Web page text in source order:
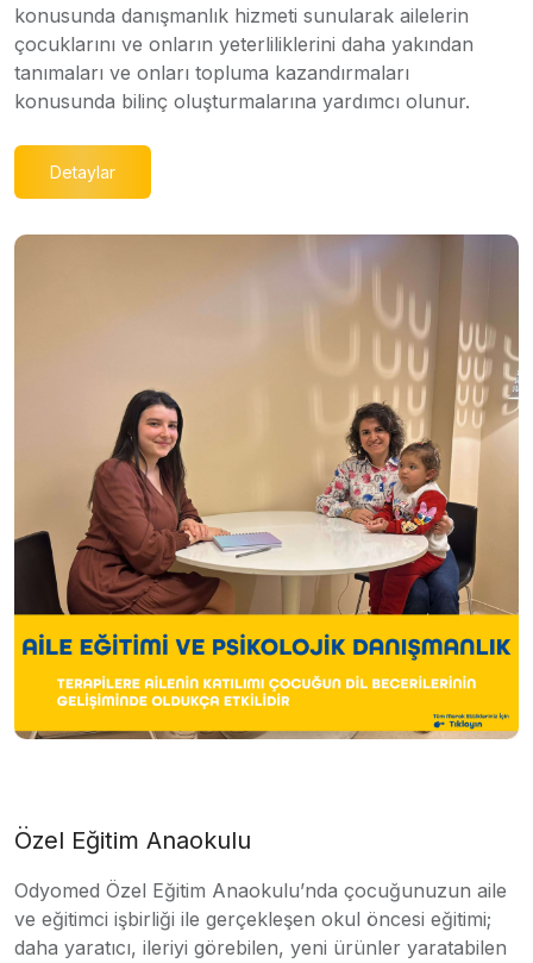
konusunda danışmanlık hizmeti sunularak ailelerin
çocuklarını ve onların yeterliliklerini daha yakından
tanımaları ve onları topluma kazandırmaları
konusunda bilinç oluşturmalarına yardımcı olunur.
Detaylar
Özel Eğitim Anaokulu
Odyomed Özel Eğitim Anaokulu’nda çocuğunuzun aile
ve eğitimci işbirliği ile gerçekleşen okul öncesi eğitimi;
daha yaratıcı, ileriyi görebilen, yeni ürünler yaratabilen